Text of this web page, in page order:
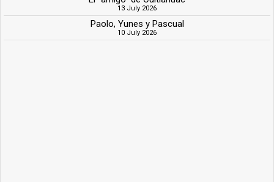
13 July 2026
Paolo, Yunes y Pascual
10 July 2026